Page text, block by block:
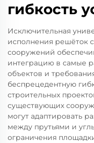
гибкость
Исключительная
исполнения решёток
сооружений
интеграцию в самые
объектов и
беспрецедентную
строительных
существующих
могут адаптировать
между прутьями и
ограничения